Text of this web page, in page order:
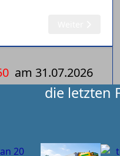
am 31.07.2026
die letzten